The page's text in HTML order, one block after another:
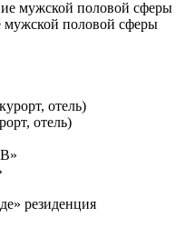
мужской половой сферы
отель)